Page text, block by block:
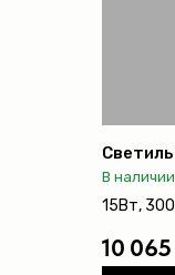
В
15Вт,
10